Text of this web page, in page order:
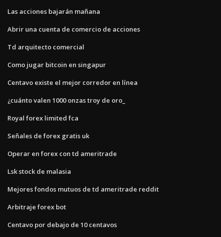
Las acciones bajarán mañana
Abrir una cuenta de comercio de acciones
Td arquitecto comercial
Como jugar bitcoin en singapur
Centavo existe el mejor corredor en línea
¿cuánto valen 1000 onzas troy de oro_
Royal forex limited fca
Señales de forex gratis uk
Operar en forex con td ameritrade
Lsk stock de malasia
Mejores fondos mutuos de td ameritrade reddit
Arbitraje forex bot
Centavo por debajo de 10 centavos